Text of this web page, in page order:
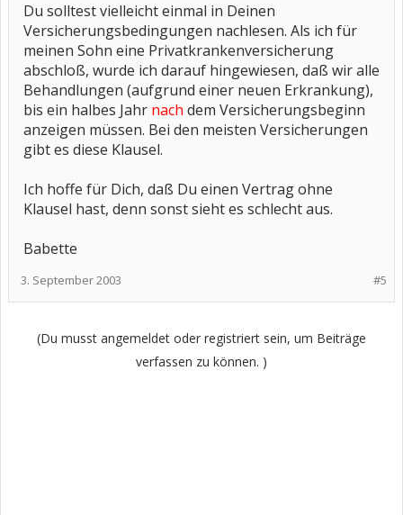
Du solltest vielleicht einmal in Deinen
Versicherungsbedingungen nachlesen. Als ich für
meinen Sohn eine Privatkrankenversicherung
abschloß, wurde ich darauf hingewiesen, daß wir alle
Behandlungen (aufgrund einer neuen Erkrankung),
bis ein halbes Jahr nach dem Versicherungsbeginn
anzeigen müssen. Bei den meisten Versicherungen
gibt es diese Klausel.
Ich hoffe für Dich, daß Du einen Vertrag ohne
Klausel hast, denn sonst sieht es schlecht aus.
Babette
#5
3. September 2003
(Du musst angemeldet oder registriert sein, um Beiträge
verfassen zu können. )